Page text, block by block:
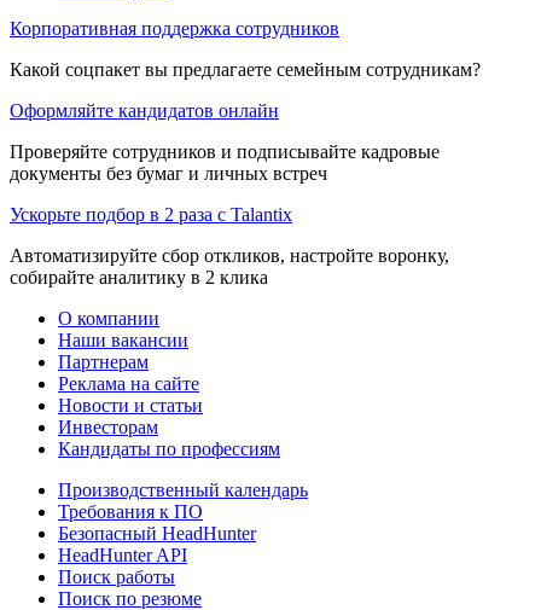
Корпоративная поддержка сотрудников
Какой соцпакет вы предлагаете семейным сотрудникам?
Оформляйте кандидатов онлайн
Проверяйте сотрудников и подписывайте кадровые
документы без бумаг и личных встреч
Ускорьте подбор в 2 раза с Talantix
Автоматизируйте сбор откликов, настройте воронку,
собирайте аналитику в 2 клика
О компании
Наши вакансии
Партнерам
Реклама на сайте
Новости и статьи
Инвесторам
Кандидаты по профессиям
Производственный календарь
Требования к ПО
Безопасный HeadHunter
HeadHunter API
Поиск работы
Поиск по резюме